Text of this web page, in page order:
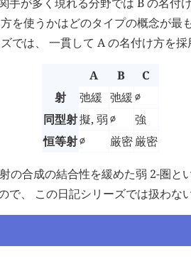
を使うかはどのタイプの概念が最
では、 一貫して A の名付け方を
A B
C
射
弛緩 弛緩∅
同型射擬, 弱∅
強
恒等射∅ 厳密 厳密
の合成の結合性を緩めた弱 2-圏と
で、 この日記シリーズでは扱わな